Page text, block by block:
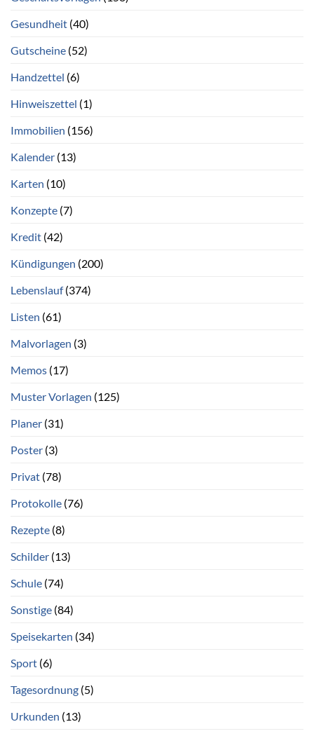
Gesundheit (40)
Gutscheine (52)
Handzettel (6)
Hinweiszettel (1)
Immobilien (156)
Kalender (13)
Karten (10)
Konzepte (7)
Kredit (42)
Kündigungen (200)
Lebenslauf(374)
Listen (61)
Malvorlagen (3)
Memos (17)
Muster Vorlagen (125)
Planer (31)
Poster (3)
Privat (78)
Protokolle (76)
Rezepte (8)
Schilder (13)
Schule (74)
Sonstige (84)
Speisekarten (34)
Sport (6)
Tagesordnung (5)
Urkunden (13)